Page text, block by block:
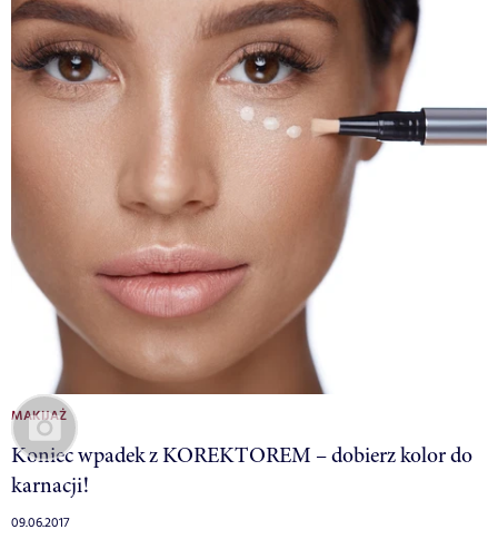
MAKIJAŻ
Koniec wpadek z KOREKTOREM – dobierz kolor do
karnacji!
09.06.2017